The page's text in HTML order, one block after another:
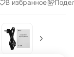
В избранное